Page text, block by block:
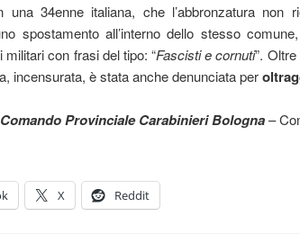
una 34enne italiana, che l’abbronzatura
spostamento all’interno dello stesso
militari con frasi del tipo: “Fascisti e cornuti”.
incensurata, è stata anche denunciata per
Comando Provinciale Carabinieri Bologna–
X Reddit